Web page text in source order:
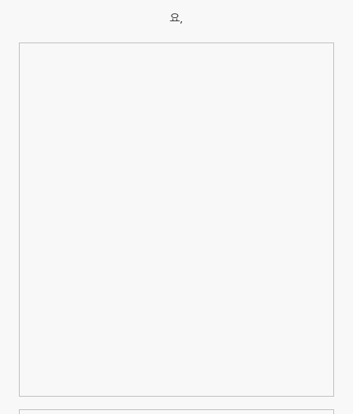
요,